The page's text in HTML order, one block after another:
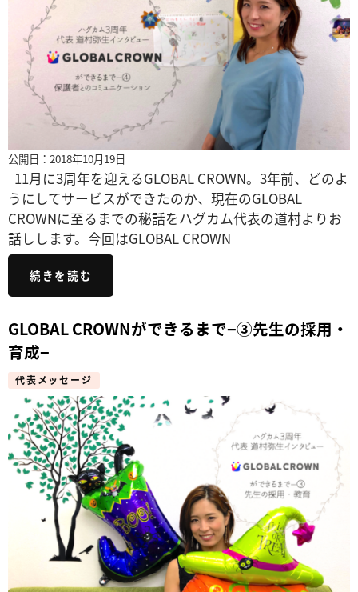
公開日：2018年10月19日
11月に3周年を迎えるGLOBAL CROWN。3年前、どのよ
うにしてサービスができたのか、現在のGLOBAL
CROWNに至るまでの秘話をハグカム代表の道村よりお
話しします。今回はGLOBAL CROWN
続きを読む
GLOBAL CROWNができるまで−③先生の採用・
育成−
代表メッセージ